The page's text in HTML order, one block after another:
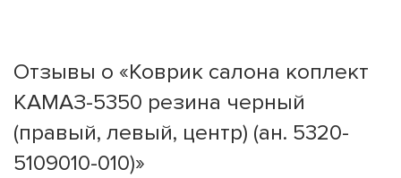
Отзывы о «Коврик салона коплект
КАМАЗ-5350 резина черный
(правый, левый, центр) (ан. 5320-
5109010-010)»